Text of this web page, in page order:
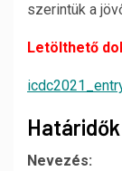
szerintük a
Letölthető
Nevezés: